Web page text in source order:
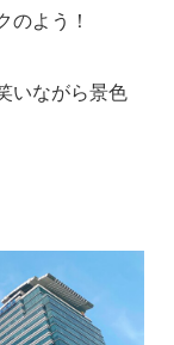
のよう！
いながら景色